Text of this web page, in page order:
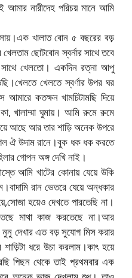
আমার নারীদেহ পরিচয় মানে আমি
খালাত বোন ৫ বছরের বড়
ছোটবোন স্বর্নার সাথে তবে
খেলতো। একদিন রত্না আপু
খেলতে স্বর্ণার উপর ঘর
কতক্ষন খামচিটামছি দিয়ে
খালাম্মা ঘুমায়। আমি রুমে রুমে
আছে আর তার শাড়ি অনেক উপরে
ঐ উদাম রানে।বুক ধক ধক করতে
গোপন অঙ্গ দেখি নাই।
আমি খাটের কোনায় যেয়ে উকি
রান ভেতরে যেয়ে অন্ধকার
হয়েও দেখতে পারতেছি না।
মাথা কাজ করতেছে না।আর
নুনু দেখার এত বড় সুযোগ মিস করার
ধরে উচা করলাম।কাৎ হয়ে
পিছন থেকে তাই প্রথমবার এক